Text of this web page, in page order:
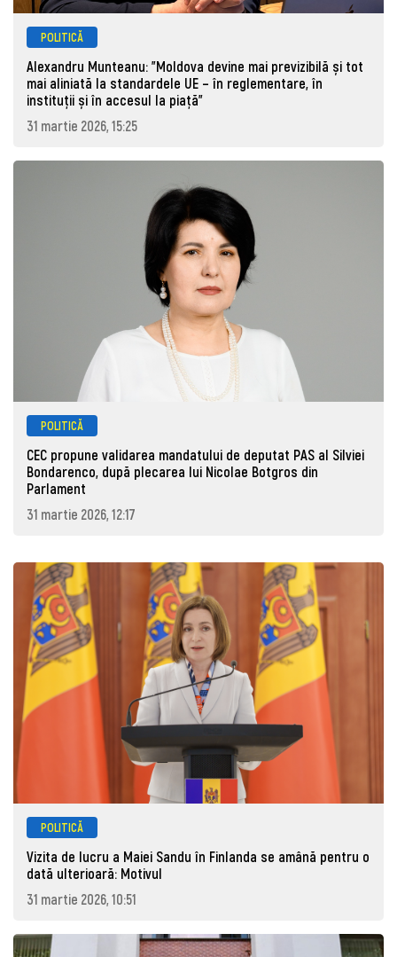
POLITICĂ
Alexandru Munteanu: "Moldova devine mai previzibilă și tot
mai aliniată la standardele UE – în reglementare, în
instituții și în accesul la piață"
31 martie 2026, 15:25
POLITICĂ
CEC propune validarea mandatului de deputat PAS al Silviei
Bondarenco, după plecarea lui Nicolae Botgros din
Parlament
31 martie 2026, 12:17
POLITICĂ
Vizita de lucru a Maiei Sandu în Finlanda se amână pentru o
dată ulterioară: Motivul
31 martie 2026, 10:51